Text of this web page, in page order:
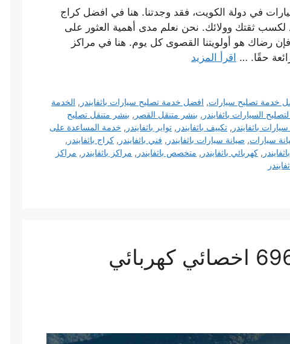
في دولة الكويت، فقد وجدتنا. هنا في افضل كراج
لكسب ثقتك وولائك. نحن نعلم مدى أهمية العثور على
رضاك ​​هو أولويتنا القصوى كل يوم. هنا في مراكز
حقًا. … اقرأ المزيد
خدمة تصليح سيارات, افضل خدمة تصليح سيارات باثفايندر , الخدمة
السيارات باثفايندر , بنشر متنقل القصر , بنشر متنقل تصليح
باثفايندر , تكييف باثفايندر , تواير باثفايندر , خدمة المساعدة على
سيارات, صيانة سيارات باثفايندر , فني باثفايندر , كراج باثفايندر ,
, كهربائي باثفايندر , متخصص باثفايندر , مراكز باثفايندر , مراكز
تصليح باثفايندر 69622745 اخصائي كهربائي